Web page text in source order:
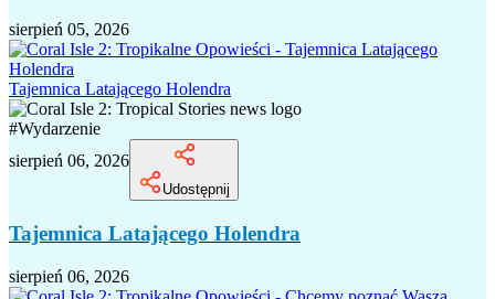
sierpień 05, 2026
Tajemnica Latającego Holendra
#Wydarzenie
sierpień 06, 2026
Udostępnij
Tajemnica Latającego Holendra
sierpień 06, 2026